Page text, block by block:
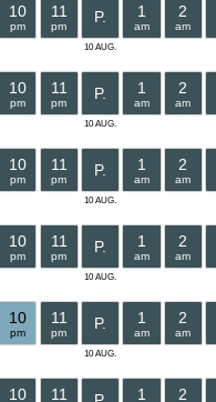
10
pm
11
pm
10 AUG.
P. 1
am
2
am
10
pm
11
pm
10 AUG.
P. 1
am
2
am
10
pm
11
pm
10 AUG.
P. 1
am
2
am
10
pm
11
pm
10 AUG.
P. 1
am
2
am
10
pm
11
pm
10 AUG.
P. 1
am
2
am
10 11 1 2